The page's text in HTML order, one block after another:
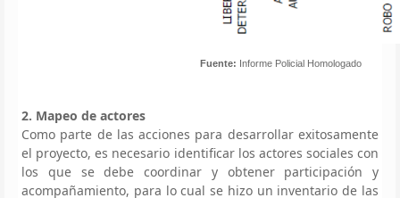
Fuente: Informe Policial Homologado
2. Mapeo de actores
Como parte de las acciones para desarrollar exitosamente
el proyecto, es necesario identificar los actores sociales con
los que se debe coordinar y obtener participación y
acompañamiento, para lo cual se hizo un inventario de las